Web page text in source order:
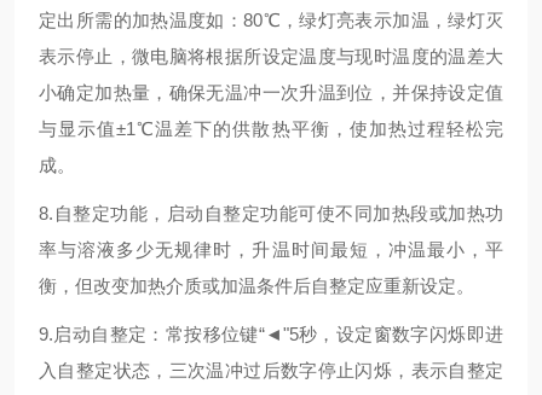
定出所需的加热温度如：80℃，绿灯亮表示加温，绿灯灭
表示停止，微电脑将根据所设定温度与现时温度的温差大
小确定加热量，确保无温冲一次升温到位，并保持设定值
与显示值±1℃温差下的供散热平衡，使加热过程轻松完
成。
8.自整定功能，启动自整定功能可使不同加热段或加热功
率与溶液多少无规律时，升温时间最短，冲温最小，平
衡，但改变加热介质或加温条件后自整定应重新设定。
9.启动自整定：常按移位键“◄"5秒，设定窗数字闪烁即进
入自整定状态，三次温冲过后数字停止闪烁，表示自整定